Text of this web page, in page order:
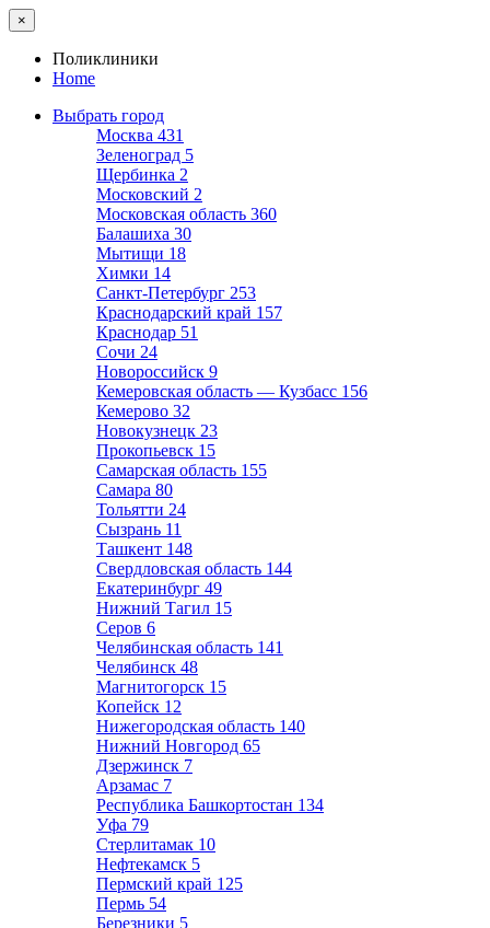
×
Поликлиники
Home
Выбрать город
Москва 431
Зеленоград 5
Щербинка 2
Московский 2
Московская область 360
Балашиха 30
Мытищи 18
Химки 14
Санкт-Петербург 253
Краснодарский край 157
Краснодар 51
Сочи 24
Новороссийск 9
Кемеровская область — Кузбасс 156
Кемерово 32
Новокузнецк 23
Прокопьевск 15
Самарская область 155
Самара 80
Тольятти 24
Сызрань 11
Ташкент 148
Свердловская область 144
Екатеринбург 49
Нижний Тагил 15
Серов 6
Челябинская область 141
Челябинск 48
Магнитогорск 15
Копейск 12
Нижегородская область 140
Нижний Новгород 65
Дзержинск 7
Арзамас 7
Республика Башкортостан 134
Уфа 79
Стерлитамак 10
Нефтекамск 5
Пермский край 125
Пермь 54
Березники 5